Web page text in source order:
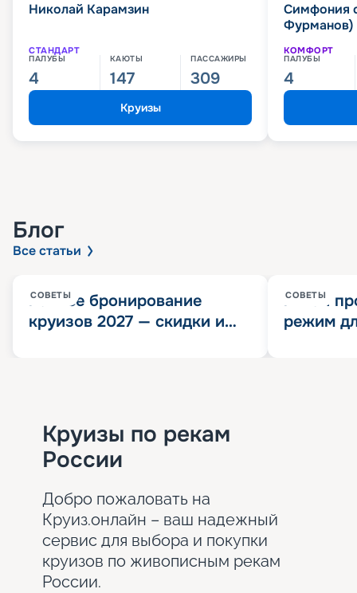
Николай Карамзин
СТАНДАРТ
ПАЛУБЫ
4
КАЮТЫ
147
ПАССАЖИРЫ
309
Круизы
Симфония
Фурманов)
КОМФОРТ
ПАЛУБЫ
4
Блог
Все статьи
СОВЕТЫ
Раннее бронирование
круизов 2027 — скидки и
СОВЕТЫ
Китай
режим
Круизы по рекам
России
Добро пожаловать на
Круиз.онлайн – ваш надежный
сервис для выбора и покупки
круизов по живописным рекам
России.